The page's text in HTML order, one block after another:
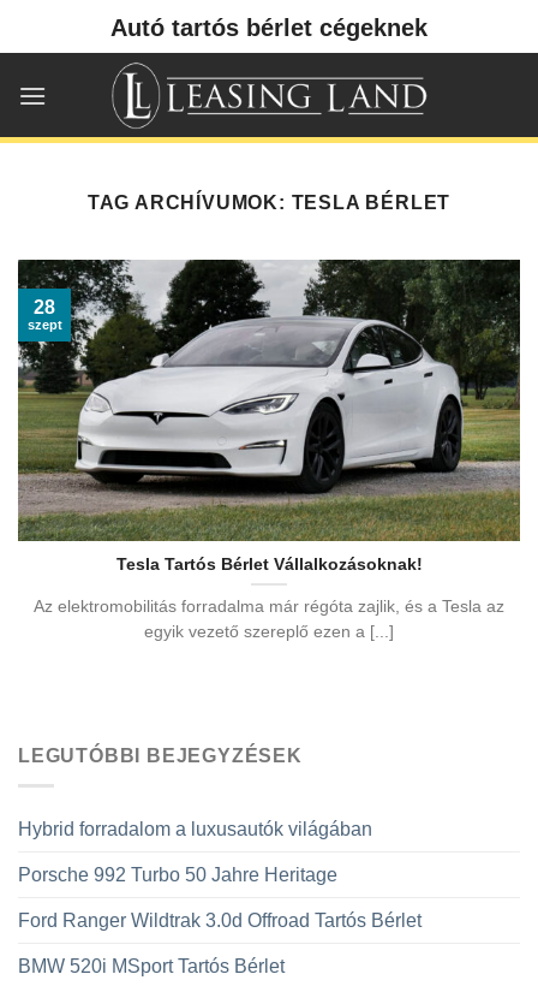
Autó tartós bérlet cégeknek
TAG ARCHÍVUMOK: TESLA BÉRLET
Tesla Tartós Bérlet Vállalkozásoknak!
Az elektromobilitás forradalma már régóta zajlik, és a Tesla az
egyik vezető szereplő ezen a [...]
28
szept
LEGUTÓBBI BEJEGYZÉSEK
Hybrid forradalom a luxusautók világában
Porsche 992 Turbo 50 Jahre Heritage
Ford Ranger Wildtrak 3.0d Offroad Tartós Bérlet
BMW 520i MSport Tartós Bérlet